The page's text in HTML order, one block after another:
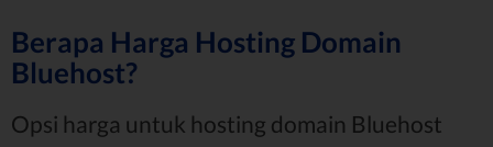
Berapa Harga Hosting Domain
Bluehost?
Opsi harga untuk hosting domain Bluehost